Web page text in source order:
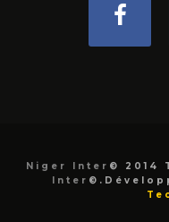
Niger Inter © 2014
Inter